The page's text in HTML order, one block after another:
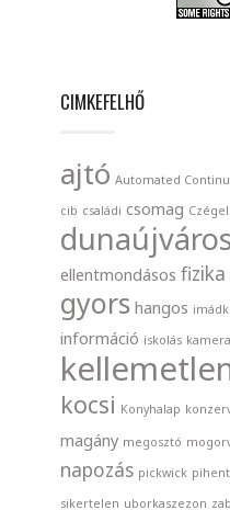
CIMKEFELHŐ
ajtó Automated
cib családi csomag
ellentmondásos fizika
gyors hangos
információ iskolás kamera
kocsi Konyhalap
magány megosztó
napozás pickwick
sikertelen uborkaszezon